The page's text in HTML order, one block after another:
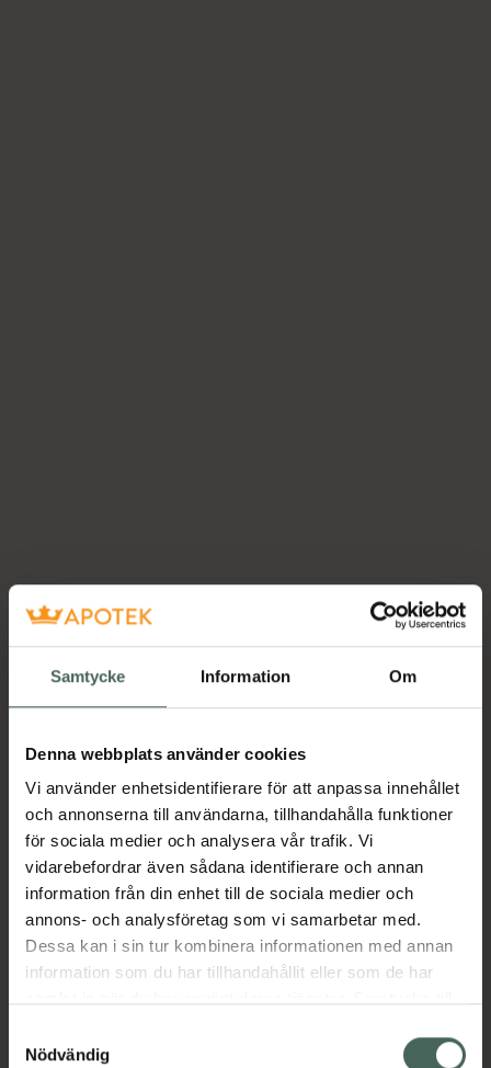
Samtycke Information Om
Denna webbplats använder cookies
Vi använder enhetsidentifierare för att anpassa innehållet
och annonserna till användarna, tillhandahålla funktioner
för sociala medier och analysera vår trafik. Vi
vidarebefordrar även sådana identifierare och annan
information från din enhet till de sociala medier och
annons- och analysföretag som vi samarbetar med.
Dessa kan i sin tur kombinera informationen med annan
information som du har tillhandahållit eller som de har
återkalla ditt samtycke via webbplatsens
Nödvändig